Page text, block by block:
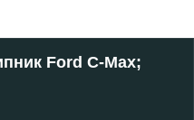
Ford C-Max;